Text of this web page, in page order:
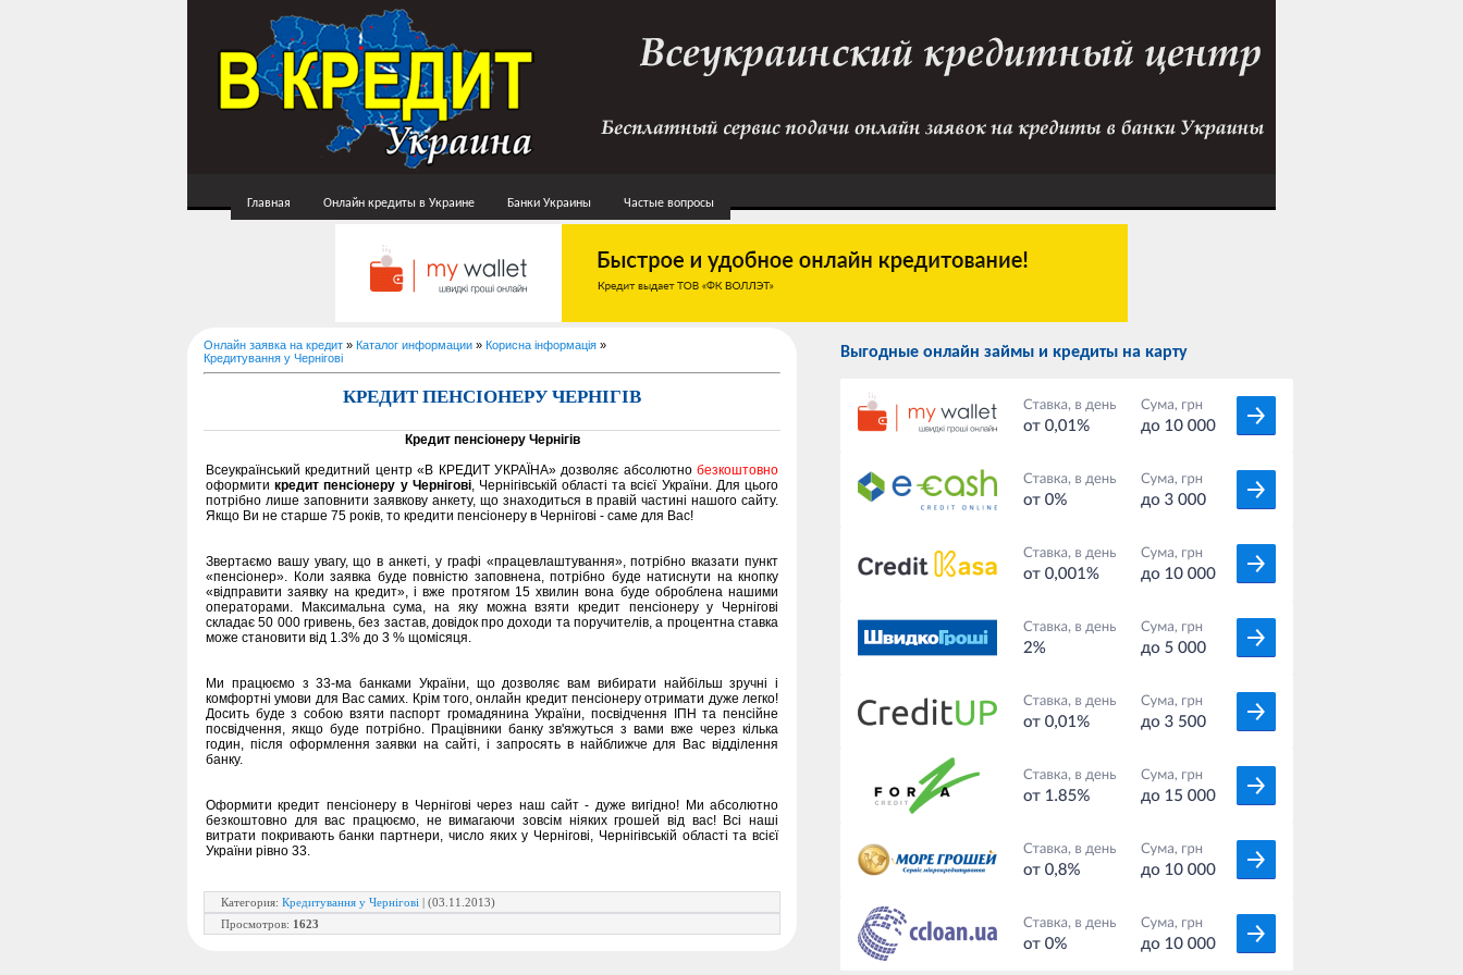
Главная Онлайн кредиты в Украине Банки Украины Частые вопросы
Выгодные онлайн займы и кредиты на карту
Онлайн заявка на кредит » Каталог информации » Корисна інформація »
Кредитування у Чернігові
КРЕДИТ ПЕНСІОНЕРУ ЧЕРНІГІВ
Кредит пенсіонеру Чернігів
Всеукраїнський кредитний центр «В КРЕДИТ УКРАЇНА» дозволяє абсолютно безкоштовно
оформитикредит пенсіонеру у Чернігові, Чернігівській області та всієї України. Для цього
потрібно лише заповнити заявкову анкету, що знаходиться в правій частині нашого сайту.
Якщо Ви не старше 75 років, то кредити пенсіонеру в Чернігові - саме для Вас!
Звертаємо вашу увагу, що в анкеті, у графі «працевлаштування», потрібно вказати пункт
«пенсіонер». Коли заявка буде повністю заповнена, потрібно буде натиснути на кнопку
«відправити заявку на кредит», і вже протягом 15 хвилин вона буде оброблена нашими
операторами. Максимальна сума, на яку можна взяти кредит пенсіонеру у Чернігові
складає 50 000 гривень, без застав, довідок про доходи та поручителів, а процентна ставка
може становити від 1.3% до 3 % щомісяця.
Ми працюємо з 33-ма банками України, що дозволяє вам вибирати найбільш зручні і
комфортні умови для Вас самих. Крім того, онлайн кредит пенсіонеру отримати дуже легко!
Досить буде з собою взяти паспорт громадянина України, посвідчення ІПН та пенсійне
посвідчення, якщо буде потрібно. Працівники банку зв'яжуться з вами вже через кілька
годин, після оформлення заявки на сайті, і запросять в найближче для Вас відділення
банку.
Оформити кредит пенсіонеру в Чернігові через наш сайт - дуже вигідно! Ми абсолютно
безкоштовно для вас працюємо, не вимагаючи зовсім ніяких грошей від вас! Всі наші
витрати покривають банки партнери, число яких у Чернігові, Чернігівській області та всієї
України рівно 33.
Категория: Кредитування у Чернігові | (03.11.2013)
Просмотров: 1623